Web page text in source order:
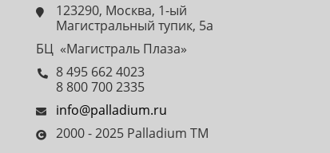
123290, Москва, 1-ый
Магистральный тупик, 5а
БЦ «Магистраль Плаза»
8 495 662 4023
8 800 700 2335
info@palladium.ru
2000 - 2025 Palladium TM